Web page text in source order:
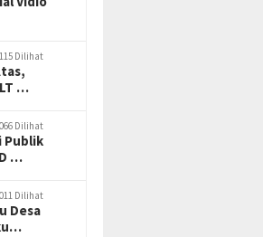
Dilihat
…
Dilihat
Publik
…
Dilihat
Desa